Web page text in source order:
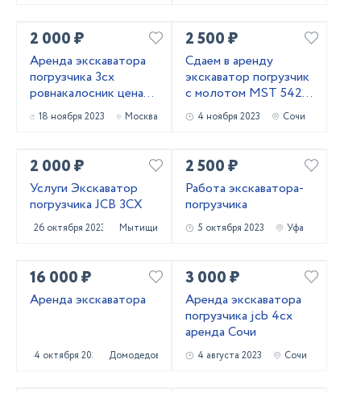
2 000 ₽
Аренда экскаватора
погрузчика 3сх
ровнакалосник цена
договорная
18 ноября 2023 Москва
2 500 ₽
Сдаем в аренду
экскаватор погрузчик
с молотом МSТ 542 в
г.Сочи4 ноября 2023 Сочи
2 000 ₽
Услуги Экскаватор
погрузчика JCB 3CX
26 октября 2023 Мытищи
2 500 ₽
Работа экскаватора-
погрузчика
5 октября 2023 Уфа
16 000 ₽
Аренда экскаватора
4 октября 2023 Домодедово
3 000 ₽
Аренда экскаватора
погрузчика jcb 4сх
аренда Сочи
4 августа 2023 Сочи